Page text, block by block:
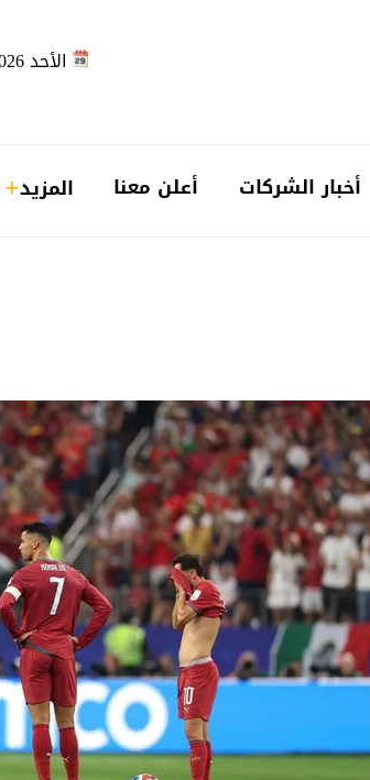
الأحد 2026-08-09
أخبار الشركات أعلن معنا المزيد